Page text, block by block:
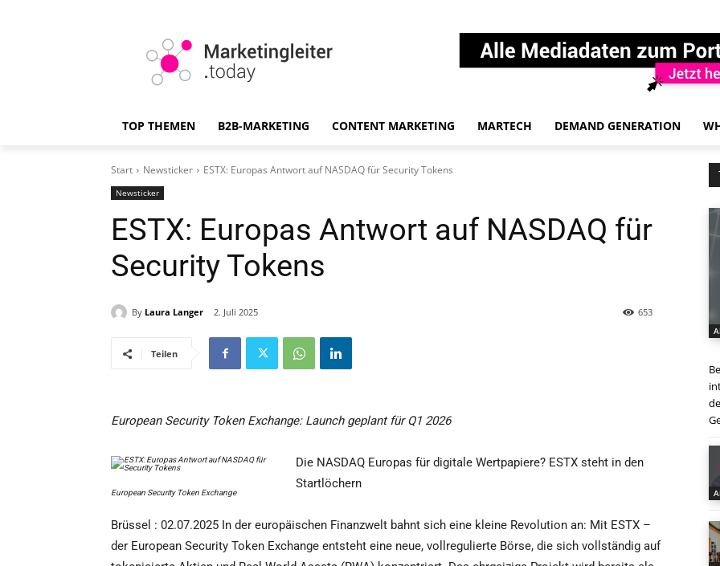
TOP THEMEN B2B-MARKETING CONTENT MARKETING MARTECH DEMAND GENERATION
Start Newsticker ESTX: Europas Antwort auf NASDAQ für Security Tokens
Newsticker
ESTX: Europas Antwort auf NASDAQ für
Security Tokens
By Laura Langer 2. Juli 2025 653
Teilen
European Security Token Exchange: Launch geplant für Q1 2026
European Security Token Exchange
Die NASDAQ Europas für digitale Wertpapiere? ESTX steht in den
Startlöchern
Brüssel : 02.07.2025 In der europäischen Finanzwelt bahnt sich eine kleine Revolution an: Mit ESTX –
der European Security Token Exchange entsteht eine neue, vollregulierte Börse, die sich vollständig auf